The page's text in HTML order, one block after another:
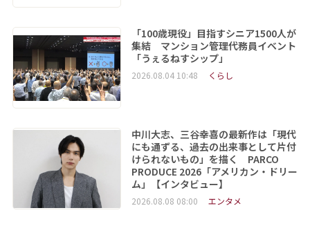
「100歳現役」目指すシニア1500人が
集結 マンション管理代務員イベント
「うぇるねすシップ」
2026.08.04 10:48 くらし
中川大志、三谷幸喜の最新作は「現代
にも通ずる、過去の出来事として片付
けられないもの」を描く PARCO
PRODUCE 2026「アメリカン・ドリー
ム」【インタビュー】
2026.08.08 08:00 エンタメ